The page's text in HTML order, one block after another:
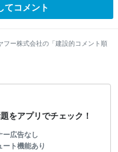
てコメント
フー株式会社の「建設的コメント順
をアプリでチェック！
ー広告なし
ート機能あり